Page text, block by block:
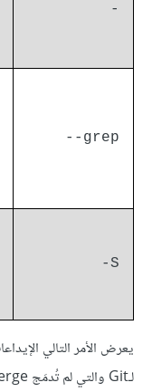
-
grep--
S-
لـGit والتي لم تُدمَج Merge في شهر أكتوبر 2008: